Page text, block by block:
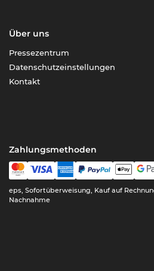
Über uns
Pressezentrum
Datenschutzeinstellungen
Kontakt
Zahlungsmethoden
eps, Sofortüberweisung, Kauf auf
Nachnahme